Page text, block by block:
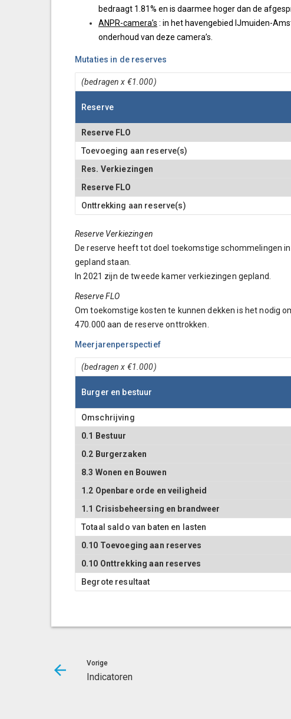
bedraagt 1.81% en is daarmee hoger dan de
ANPR-camera’s : in het havengebied IJmuiden-
onderhoud van deze camera’s.
Mutaties in de reserves
(bedragen x €1.000)
Reserve
Reserve FLO
Toevoeging aan reserve(s)
Res. Verkiezingen
Reserve FLO
Onttrekking aan reserve(s)
Reserve Verkiezingen
De reserve heeft tot doel toekomstige schommelingen
gepland staan.
In 2021 zijn de tweede kamer verkiezingen gepland.
Reserve FLO
Om toekomstige kosten te kunnen dekken is het nodig
470.000 aan de reserve onttrokken.
Meerjarenperspectief
(bedragen x €1.000)
Burger en bestuur
Omschrijving
0.1 Bestuur
0.2 Burgerzaken
8.3 Wonen en Bouwen
1.2 Openbare orde en veiligheid
1.1 Crisisbeheersing en brandweer
Totaal saldo van baten en lasten
0.10 Toevoeging aan reserves
0.10 Onttrekking aan reserves
Begrote resultaat
Vorige
Indicatoren